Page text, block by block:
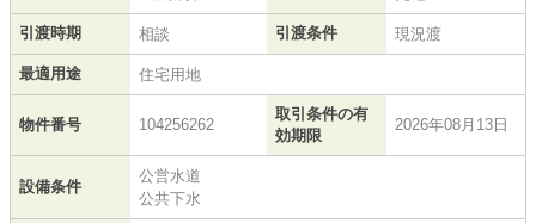
引渡時期 相談 引渡条件 現況渡
最適用途 住宅用地
物件番号 104256262
取引条件の有
効期限
2026年08月13日
設備条件
公営水道
公共下水